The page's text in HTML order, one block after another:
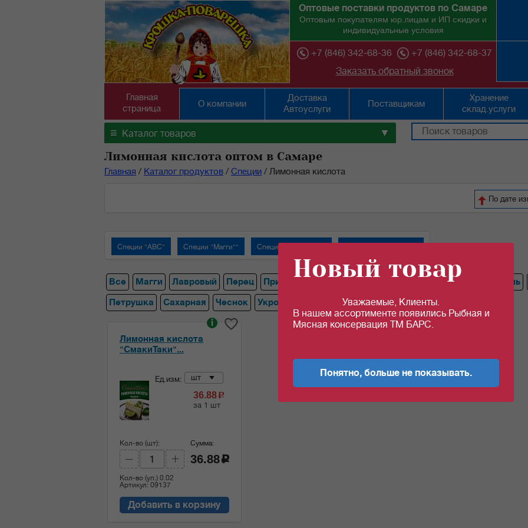
Оптовые поставки продуктов по Самаре
Оптовым покупателям юр.лицам и ИП скидки и
индивидуальные условия
+7 (846) 342-68-36
+7 (846) 342-68-37
Заказать обратный звонок
Главная
страница
О компании
Доставка
Автоуслуги
Поставщикам
Хранение
склад.услуги
≡ Каталог товаров ▼
Лимонная кислота оптом в Самаре
Главная / Каталог продуктов / Специи / Лимонная кислота
По дате
Специи "АВС" Специи "Магги"" Специи "СмакиТаки"
Все Магги Лавровый Перец Приправа Желатин Разрыхлитель
Петрушка
Сахарная Чеснок Укроп
Лимонная кислота
"СмакиТаки"...
i
Ед.изм: шт
36.88c
за 1 шт
Кол-во (шт):
Кол-во (уп.) 0.02
Артикул: 09137
Сумма:
36.88 c
Добавить в корзину
Новый товар
Уважаемые, Клиенты.
В нашем ассортименте появились Рыбная и
Мясная консервация ТМ БАРС.
Понятно, больше не показывать.